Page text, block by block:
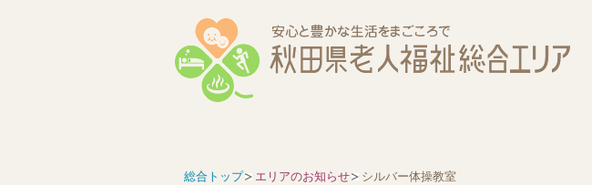
総合トップ エリアのお知らせ シルバー体操教室